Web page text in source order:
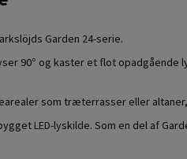
Garden 24-serie.
90° og kaster et flot opadgående
som træterrasser eller
LED-lyskilde. Som en del af